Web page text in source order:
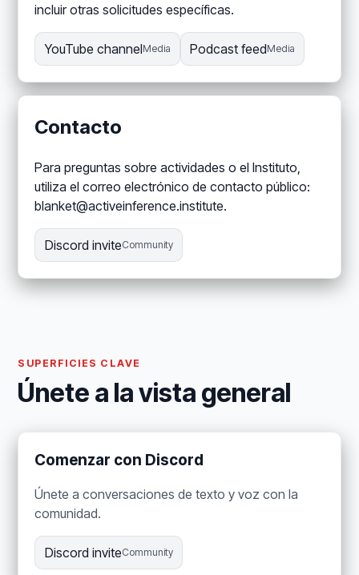
incluir otras solicitudes específicas.
YouTube channelMedia Podcast feedMedia
Contacto
Para preguntas sobre actividades o el Instituto,
utiliza el correo electrónico de contacto público:
blanket@activeinference.institute.
Discord inviteCommunity
SUPERFICIES CLAVE
Únete a la vista general
Comenzar con Discord
Únete a conversaciones de texto y voz con la
comunidad.
Discord inviteCommunity